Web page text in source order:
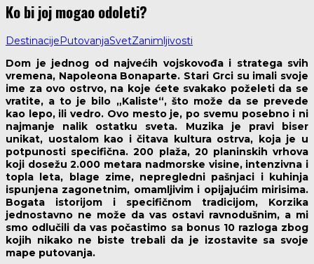
Ko bi joj mogao odoleti?
Destinacije PutovanjaSvetZanimljivosti
Dom je jednog od najvećih vojskovođa i stratega svih
vremena, Napoleona Bonaparte. Stari Grci su imali svoje
ime za ovo ostrvo, na koje ćete svakako poželeti da se
vratite, a to je bilo „Kaliste“, što može da se prevede
kao lepo, ili vedro. Ovo mesto je, po svemu posebno i ni
najmanje nalik ostatku sveta. Muzika je pravi biser
unikat, uostalom kao i čitava kultura ostrva, koja je u
potpunosti specifična. 200 plaža, 20 planinskih vrhova
koji dosežu 2.000 metara nadmorske visine, intenzivna i
topla leta, blage zime, nepregledni pašnjaci i kuhinja
ispunjena zagonetnim, omamljivim i opijajućim mirisima.
Bogata istorijom i specifičnom tradicijom, Korzika
jednostavno ne može da vas ostavi ravnodušnim, a mi
smo odlučili da vas počastimo sa bonus 10 razloga zbog
kojih nikako ne biste trebali da je izostavite sa svoje
mape putovanja.